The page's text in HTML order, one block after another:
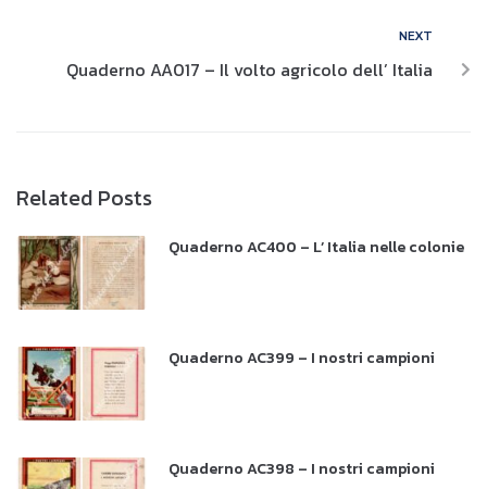
NEXT
Quaderno AA017 – Il volto agricolo dell’ Italia
Related Posts
Quaderno AC400 – L’ Italia nelle colonie
Quaderno AC399 – I nostri campioni
Quaderno AC398 – I nostri campioni